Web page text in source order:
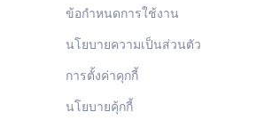
ข้อกำหนดการใช้งาน
นโยบายความเป็นส่วนตัว
การตั้งค่าคุกกี้
นโยบายคุ้กกี้